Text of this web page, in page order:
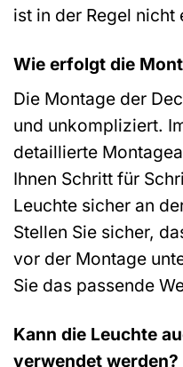
ist in der Regel nicht
Wie erfolgt die
Die Montage der
und unkompliziert.
detaillierte
Ihnen Schritt für
Leuchte sicher an
Stellen Sie sicher,
vor der Montage
Sie das passende
Kann die Leuchte
verwendet werden?